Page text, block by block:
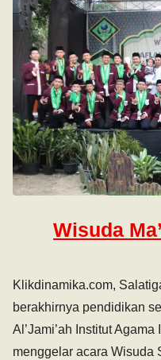
Wisuda
Klikdinamika.com,
berakhirnya pendidikan
Al’Jami’ah Institut
menggelar acara Wisuda